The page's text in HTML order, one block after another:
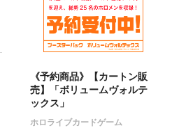
《予約商品》【カートン販
売】「ボリュームヴォルテ
ックス」
ホロライブカードゲーム